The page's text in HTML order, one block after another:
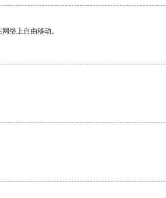
络上自由移动。